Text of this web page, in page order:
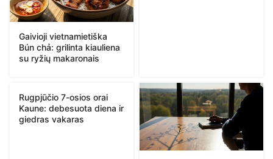
Gaivioji vietnamietiška
Bún chả: grilinta kiauliena
su ryžių makaronais
Rugpjūčio 7-osios orai
Kaune: debesuota diena ir
giedras vakaras